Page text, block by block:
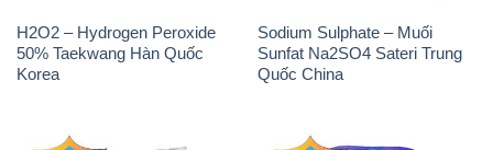
H2O2 – Hydrogen Peroxide
50% Taekwang Hàn Quốc
Korea
Sodium Sulphate – Muối
Sunfat Na2SO4 Sateri Trung
Quốc China